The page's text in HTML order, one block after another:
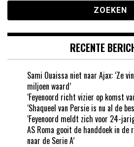
RECENTE
Sami Ouaissa niet naar Ajax: ‘Ze
miljoen waard’
‘Feyenoord richt vizier op komst
‘Shaqueel van Persie is nu al de
‘Feyenoord meldt zich voor 24-
AS Roma gooit de handdoek in de
naar de Serie A’